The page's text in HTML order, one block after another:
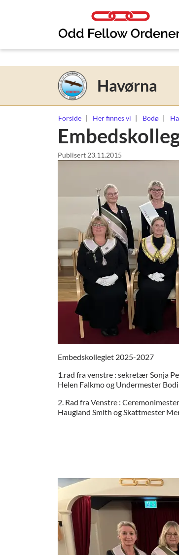
Havørna
Forside Her finnes vi Bodø
Publisert 23.11.2015
Embedskollegiet 2025-2027
1.rad fra venstre : sekretær Sonja
Helen Falkmo og Undermester
2. Rad fra Venstre :
Haugland Smith og Skattmester